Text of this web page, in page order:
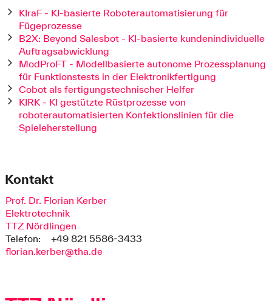
KIraF - KI-basierte Roboterautomatisierung für
Fügeprozesse
B2X: Beyond Salesbot - KI-basierte kundenindividuelle
Auftragsabwicklung
ModProFT - Modellbasierte autonome Prozessplanung
für Funktionstests in der Elektronikfertigung
Cobot als fertigungstechnischer Helfer
KIRK - KI gestützte Rüstprozesse von
roboterautomatisierten Konfektionslinien für die
Spieleherstellung
Kontakt
Prof. Dr. Florian Kerber
Elektrotechnik
TTZ Nördlingen
Telefon:
+49 821 5586-3433
florian.kerber@tha.de